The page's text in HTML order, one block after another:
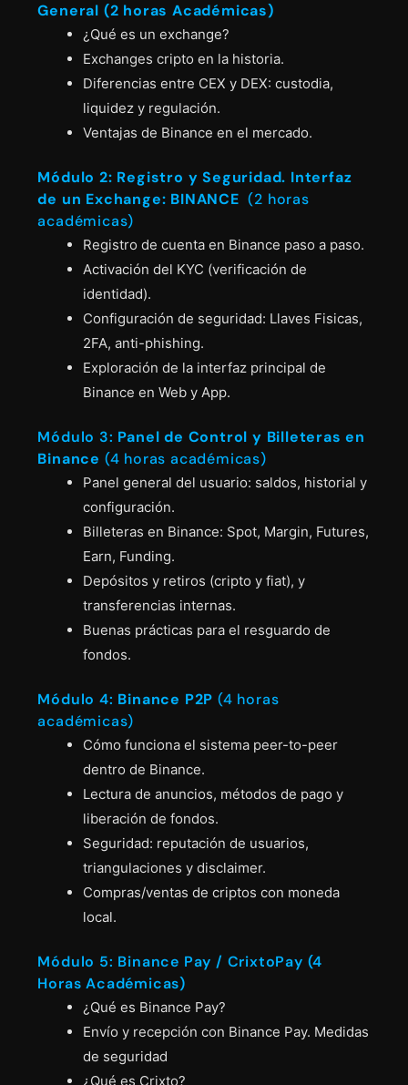
General (2 horas Académicas)
¿Qué es un exchange?
Exchanges cripto en la historia.
Diferencias entre CEX y DEX: custodia,
liquidez y regulación.
Ventajas de Binance en el mercado.
Módulo 2: Registro y Seguridad. Interfaz
de un Exchange: BINANCE (2 horas
académicas)
Registro de cuenta en Binance paso a paso.
Activación del KYC (verificación de
identidad).
Configuración de seguridad: Llaves Fisicas,
2FA, anti-phishing.
Exploración de la interfaz principal de
Binance en Web y App.
Módulo 3: Panel de Control y Billeteras en
Binance (4 horas académicas)
Panel general del usuario: saldos, historial y
configuración.
Billeteras en Binance: Spot, Margin, Futures,
Earn, Funding.
Depósitos y retiros (cripto y fiat), y
transferencias internas.
Buenas prácticas para el resguardo de
fondos.
Módulo 4: Binance P2P (4 horas
académicas)
Cómo funciona el sistema peer-to-peer
dentro de Binance.
Lectura de anuncios, métodos de pago y
liberación de fondos.
Seguridad: reputación de usuarios,
triangulaciones y disclaimer.
Compras/ventas de criptos con moneda
local.
Módulo 5: Binance Pay / CrixtoPay (4
Horas Académicas)
¿Qué es Binance Pay?
Envío y recepción con Binance Pay. Medidas
de seguridad
¿Qué es Crixto?